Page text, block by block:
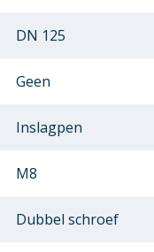
DN 125
Geen
Inslagpen
M8
Dubbel schroef